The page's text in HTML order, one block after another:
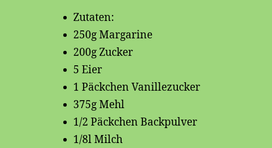
Zutaten:
250g Margarine
200g Zucker
5 Eier
1 Päckchen Vanillezucker
375g Mehl
1/2 Päckchen Backpulver
1/8l Milch